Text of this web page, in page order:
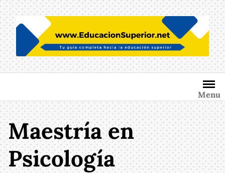
Saltar
al
contenido
Menu
Maestría en
Psicología